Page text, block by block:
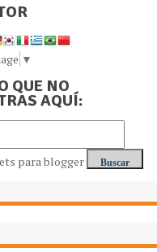
▼
QUE NO
AQUÍ: